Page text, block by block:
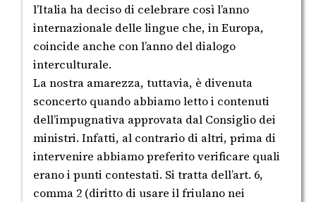
l’Italia ha deciso di celebrare così l’anno
internazionale delle lingue che, in Europa,
coincide anche con l’anno del dialogo
interculturale.
La nostra amarezza, tuttavia, è divenuta
sconcerto quando abbiamo letto i contenuti
dell’impugnativa approvata dal Consiglio dei
ministri. Infatti, al contrario di altri, prima di
intervenire abbiamo preferito verificare quali
erano i punti contestati. Si tratta dell’art. 6,
comma 2 (diritto di usare il friulano nei